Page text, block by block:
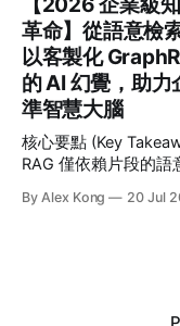
要點速覽 (Key Takeaways) * 核心痛點： 傳統
利消失、獲客成本
無法滿足消費者對即時、
IoTree 推出基於多模
「智慧零售 AI」解決
生行動 App 與企業級
【2026 企業級
革命】從語意檢
以客製化
的 AI 幻覺，助
準智慧大腦
核心要點 (Key Takeaways) * 向量檢索的局限與
RAG 僅依賴片段的
決了長鏈條跨章節推理與全
大語言模型（LLM）
能 RAG 架構與 RPA
By Alex Kong 20 Jul